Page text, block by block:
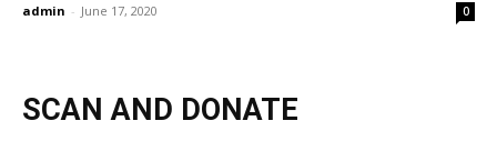
admin - June 17, 2020 0
SCAN AND DONATE